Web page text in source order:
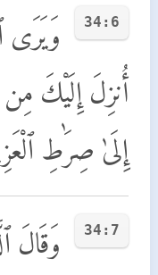
34:6
وَيَرَى
أُنزِلَ إِلَيْكَ
إِلَىٰ صِرَٰطِ
34:7
وَقَالَ